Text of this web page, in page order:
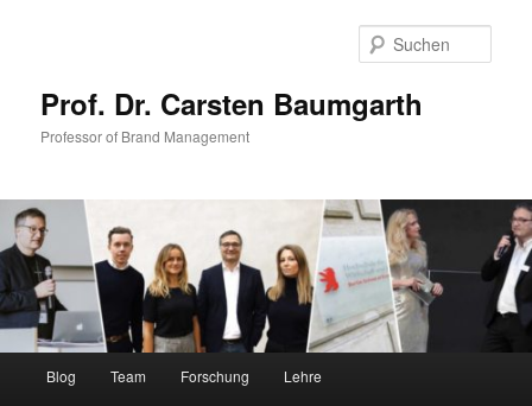
Prof. Dr. Carsten Baumgarth
Professor of Brand Management
Blog Team Forschung Lehre